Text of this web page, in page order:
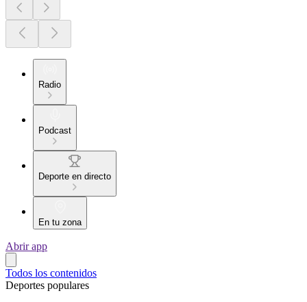
Radio
Podcast
Deporte en directo
En tu zona
Abrir app
Todos los contenidos
Deportes populares